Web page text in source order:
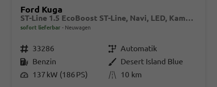
Ford Kuga
ST-Line 1.5 EcoBoost ST-Line, Navi, LED, Kamera, Winter, FS beheizbar
sofort lieferbar Neuwagen
Fahrzeugnr. 33286 GetriebeAutomatik
Kraftstoff Benzin AußenfarbeDesert Island Blue
Leistung 137 kW (186 PS) Kilometerstand 10 km